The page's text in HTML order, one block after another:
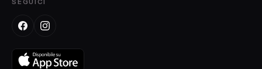
SEGUICI